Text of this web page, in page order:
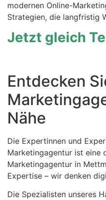
modernen Online-
Strategien, die langfristig
Jetzt gleich
Entdecken
Nähe
Die Expertinnen und
Marketingagentur ist eine
Marketingagentur in
Expertise – wir denken
Die Spezialisten unseres